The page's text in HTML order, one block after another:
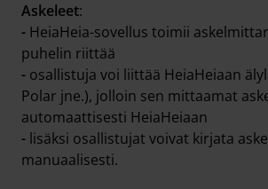
Askeleet:
- HeiaHeia-sovellus toimii
puhelin riittää
- osallistuja voi liittää HeiaHeiaan
Polar jne.), jolloin sen mittaamat
automaattisesti HeiaHeiaan
- lisäksi osallistujat voivat kirjata
manuaalisesti.